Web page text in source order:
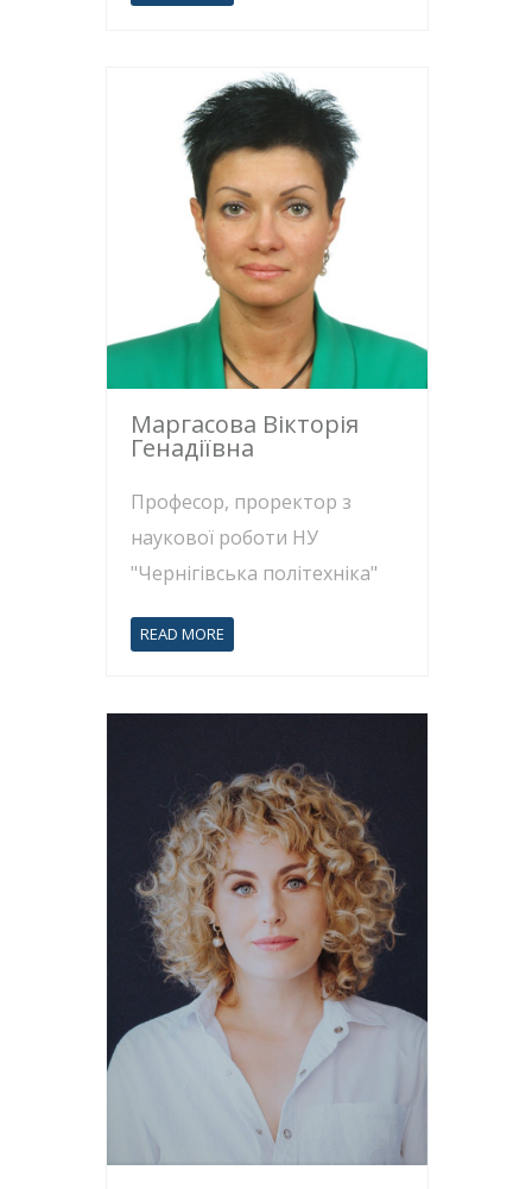
Маргасова Вікторія
Генадіївна
Професор, проректор з
наукової роботи НУ
"Чернігівська політехніка"
READ MORE